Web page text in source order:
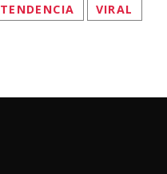
TENDENCIA VIRAL